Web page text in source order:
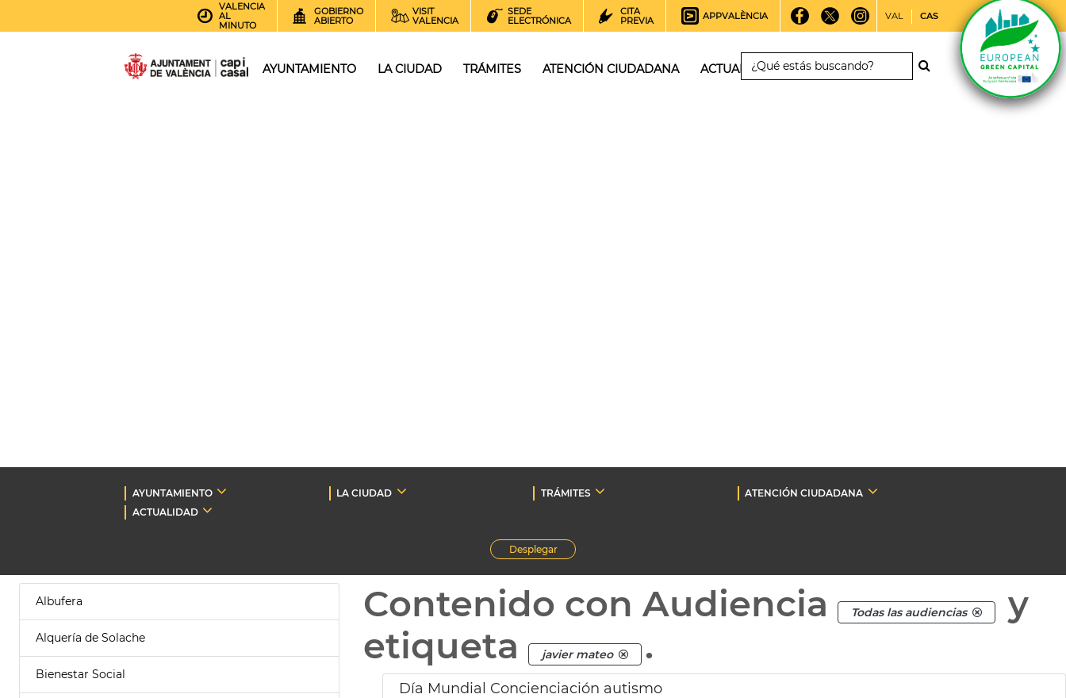
VALENCIA
AL
MINUTO
GOBIERNO
ABIERTO
VISIT
VALENCIA
SEDE
ELECTRÓNICA
CITA
PREVIA
APPVALÈNCIA VAL CAS
AYUNTAMIENTO LA CIUDAD TRÁMITES ATENCIÓN CIUDADANA ACTUALIDAD
AYUNTAMIENTO LA CIUDAD TRÁMITES
ATENCIÓN CIUDADANA
ACTUALIDAD
Desplegar
Albufera
Alquería de Solache
Bienestar Social
Contenido con Audiencia Todas las audiencias
y
etiqueta
javier mateo .
Día Mundial Concienciación autismo